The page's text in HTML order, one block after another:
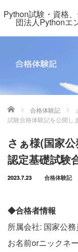
Python試験・資格
団法人Pythonエ
ホーム 合格体験記
試験合格体験記を公開し
さぁ様(国家
認定基礎試験
2023.7.23 合格体験記
◆合格者情報
所属会社: 国家公務
お名前orニックネ